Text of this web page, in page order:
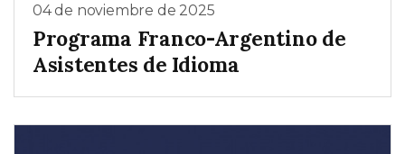
04 de noviembre de 2025
Programa Franco-Argentino de
Asistentes de Idioma